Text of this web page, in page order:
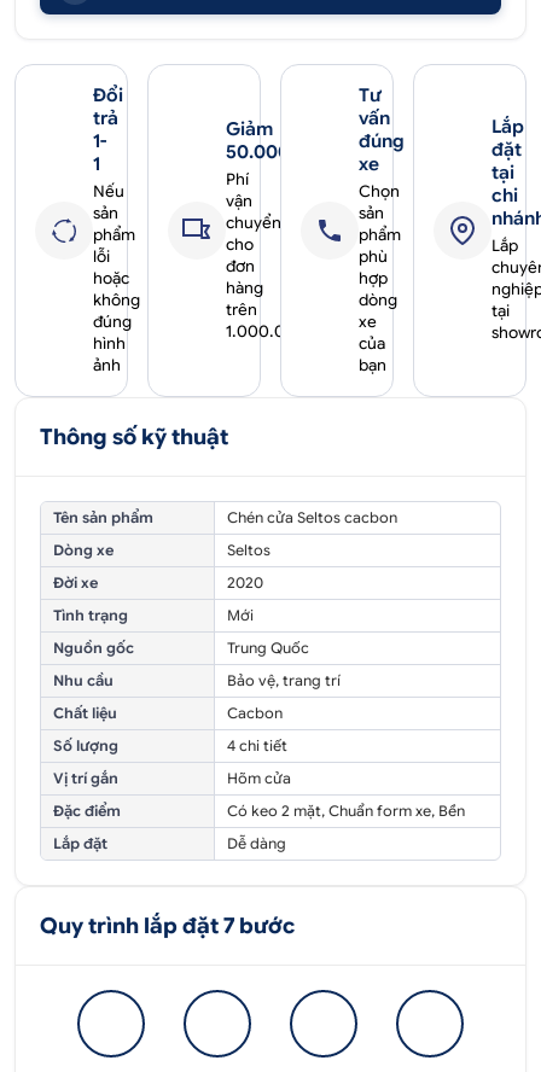
Đổi
trả
1-
1
Nếu
sản
phẩm
lỗi
hoặc
không
đúng
hình
ảnh
Giảm
50.000₫
Phí
vận
chuyển
cho
đơn
hàng
trên
1.000.000₫
Tư
vấn
đúng
xe
Chọn
sản
phẩm
phù
hợp
dòng
xe
của
bạn
Lắp
đặt
tại
chi
Lắp
tại
Thông số kỹ thuật
Tên sản phẩm
Chén cửa Seltos cacbon
Dòng xe
Seltos
Đời xe
2020
Tình trạng
Mới
Nguồn gốc
Trung Quốc
Nhu cầu
Bảo vệ, trang trí
Chất liệu
Cacbon
Số lượng
4 chi tiết
Vị trí gắn
Hõm cửa
Đặc điểm
Có keo 2 mặt, Chuẩn form xe, Bền
Lắp đặt
Dễ dàng
Quy trình lắp đặt 7 bước